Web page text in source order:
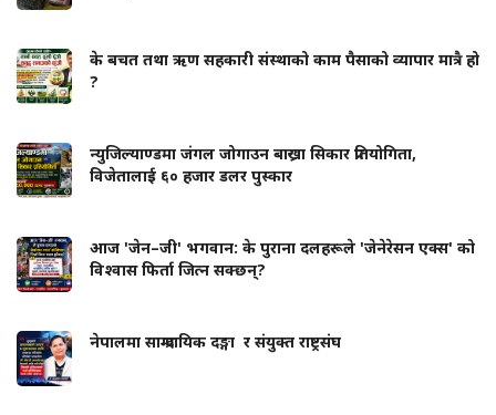
के बचत तथा ऋण सहकारी संस्थाको काम पैसाको व्यापार मात्रै हो
?
न्युजिल्याण्डमा जंगल जोगाउन बाख्रा सिकार प्रतियोगिता,
विजेतालाई ६० हजार डलर पुस्कार
आज 'जेन–जी' भगवान: के पुराना दलहरूले 'जेनेरेसन एक्स' को
विश्वास फिर्ता जित्न सक्छन्?
नेपालमा साम्प्रदायिक दङ्गा र संयुक्त राष्ट्रसंघ